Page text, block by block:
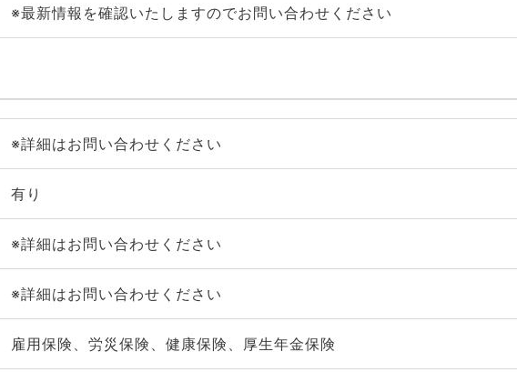
※最新情報を確認いたしますのでお問い合わせください
※詳細はお問い合わせください
有り
※詳細はお問い合わせください
※詳細はお問い合わせください
雇用保険、労災保険、健康保険、厚生年金保険